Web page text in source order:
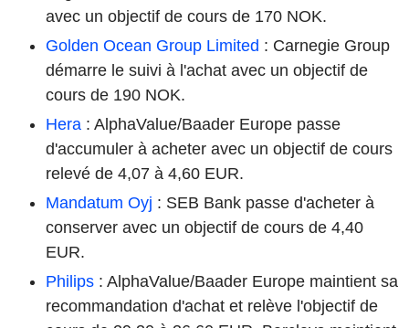
avec un objectif de cours de 170 NOK.
Golden Ocean Group Limited : Carnegie Group
démarre le suivi à l'achat avec un objectif de
cours de 190 NOK.
Hera : AlphaValue/Baader Europe passe
d'accumuler à acheter avec un objectif de cours
relevé de 4,07 à 4,60 EUR.
Mandatum Oyj : SEB Bank passe d'acheter à
conserver avec un objectif de cours de 4,40
EUR.
Philips : AlphaValue/Baader Europe maintient sa
recommandation d'achat et relève l'objectif de